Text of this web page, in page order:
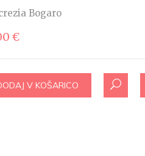
Bogaro
€
V KOŠARICO